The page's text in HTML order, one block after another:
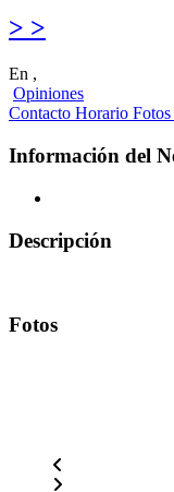
> >
En ,
Opiniones
Contacto Horario Fotos
Información del
Descripción
Fotos